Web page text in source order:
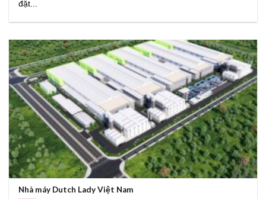
đặt...
Nhà máy Dutch Lady Việt Nam